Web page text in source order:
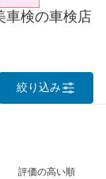
車検の車検店
絞り込み
評価の高い順